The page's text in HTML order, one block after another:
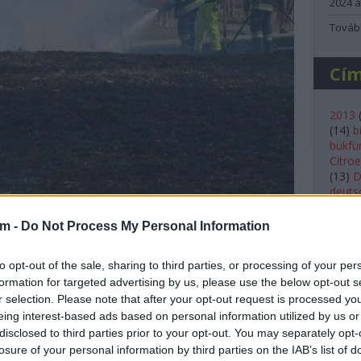
- Do Not Process My Personal Information
opt-out of the sale, sharing to third parties, or processing of your
for targeted advertising by us, please use the below opt-out
selection. Please note that after your opt-out request is processed
interest-based ads based on personal information utilized by us
to third parties prior to your opt-out. You may separately
of your personal information by third parties on the IAB’s list of
hívtak, hogy "Bútorék autója rosszul szól, és
mert bíztunk abban, hogy a P.H. Sportos fiúk
autója lángol. Majd jött a hír, hogy néhány
és navigátora Igor nem sérültek meg.
2013 (
(14)
(13)
Shell
kassa
mivel
lancia
(36)